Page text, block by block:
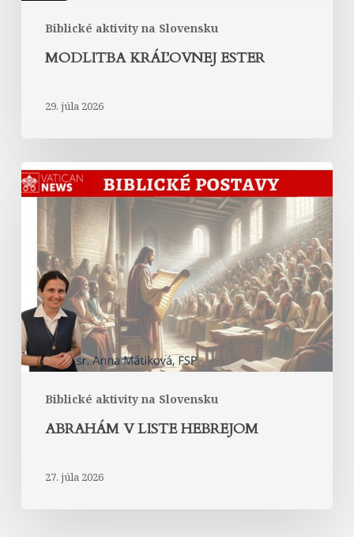
Biblické aktivity na Slovensku
MODLITBA KRÁĽOVNEJ ESTER
29. júla 2026
Biblické aktivity na Slovensku
Abrahám
v
Liste
Hebrejom
ABRAHÁM V LISTE HEBREJOM
27. júla 2026